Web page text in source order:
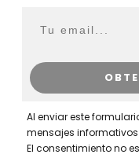
Al enviar este
mensajes
El consentimiento no